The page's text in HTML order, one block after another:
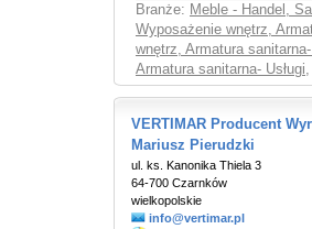
Branże: Meble - Handel,
Wyposażenie wnętrz,
wnętrz, Armatura
Armatura sanitarna- Usługi,
VERTIMAR Producent
Mariusz Pierudzki
ul. ks. Kanonika Thiela 3
64-700 Czarnków
wielkopolskie
info@vertimar.pl